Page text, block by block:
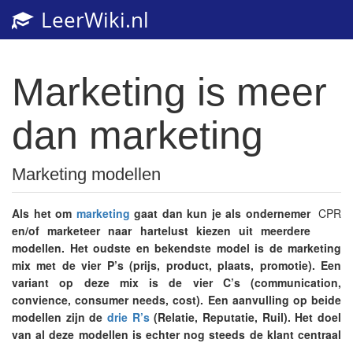
LeerWiki.nl
Marketing is meer
dan marketing
Marketing modellen
CPR
Als het om marketing gaat dan kun je als ondernemer
en/of marketeer naar hartelust kiezen uit meerdere
modellen. Het oudste en bekendste model is de marketing
mix met de vier P’s (prijs, product, plaats, promotie). Een
variant op deze mix is de vier C’s (communication,
convience, consumer needs, cost). Een aanvulling op beide
modellen zijn de drie R’s(Relatie, Reputatie, Ruil). Het doel
van al deze modellen is echter nog steeds de klant centraal